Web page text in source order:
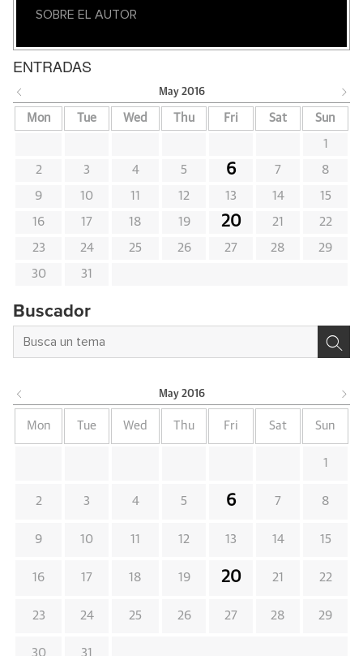
SOBRE EL AUTOR
ENTRADAS
May 2016
Mon Tue Wed Thu Fri Sat Sun
1
2 3 4 5 6 7 8
9 10 11 12 13 14 15
16 17 18 19 20 21 22
23 24 25 26 27 28 29
30 31
Buscador
May 2016
Mon Tue Wed Thu Fri Sat Sun
1
2 3 4 5 6 7 8
9 10 11 12 13 14 15
16 17 18 19 20 21 22
23 24 25 26 27 28 29
30 31